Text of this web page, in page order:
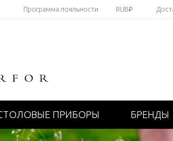
Программа лояльности RUB₽
ПРИБОРЫ БРЕНДЫ